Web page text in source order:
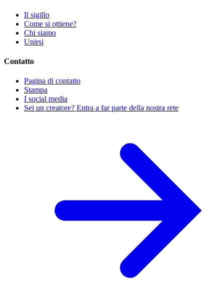
Il sigillo
Come si ottiene?
Chi siamo
Unirsi
Contatto
Pagina di contatto
Stampa
I social media
Sei un creatore? Entra a far parte della nostra rete